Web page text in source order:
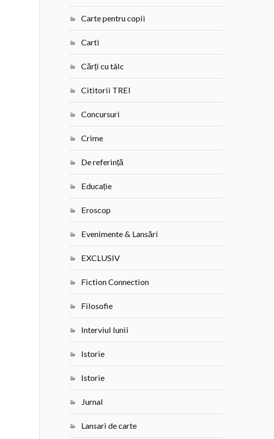
Carte pentru copii
Carti
Cărți cu tâlc
Cititorii TREI
Concursuri
Crime
De referință
Educație
Eroscop
Evenimente & Lansări
EXCLUSIV
Fiction Connection
Filosofie
Interviul lunii
Istorie
Istorie
Jurnal
Lansari de carte